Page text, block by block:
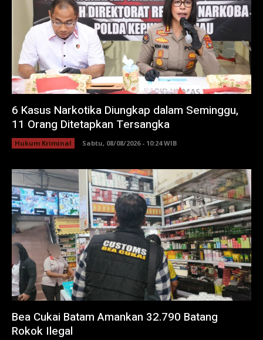
6 Kasus Narkotika Diungkap dalam Seminggu,
11 Orang Ditetapkan Tersangka
Hukum Kriminal Sabtu, 08/08/2026 - 10:24 WIB
Bea Cukai Batam Amankan 32.790 Batang
Rokok Ilegal